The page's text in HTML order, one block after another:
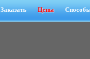
Заказать Цены